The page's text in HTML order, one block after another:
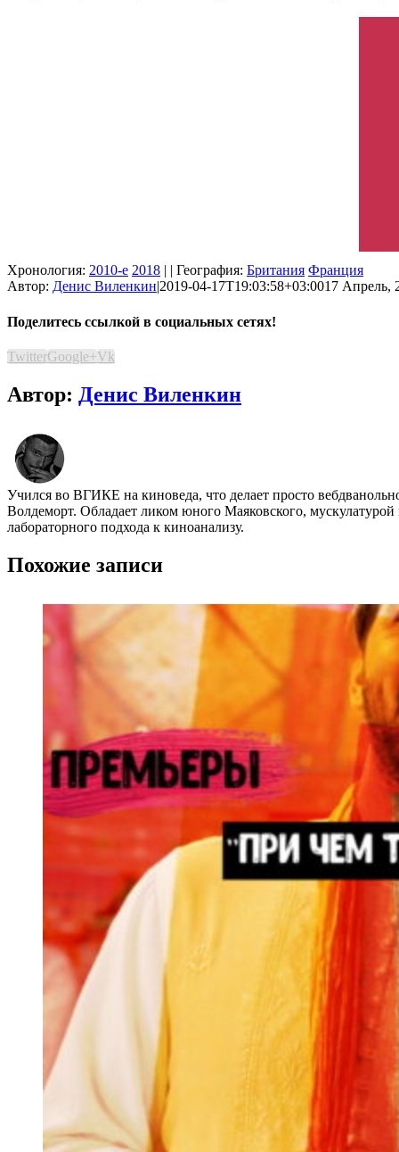
Хронология: 2010-е 2018 | | География: Британия Франция
Автор: Денис Виленкин|2019-04-17T19:03:58+03:0017 Апрель,
Поделитесь ссылкой в социальных сетях!
TwitterGoogle+Vk
Автор: Денис Виленкин
Учился во ВГИКЕ на киноведа, что делает просто
Волдеморт. Обладает ликом юного Маяковского,
лабораторного подхода к киноанализу.
Похожие записи